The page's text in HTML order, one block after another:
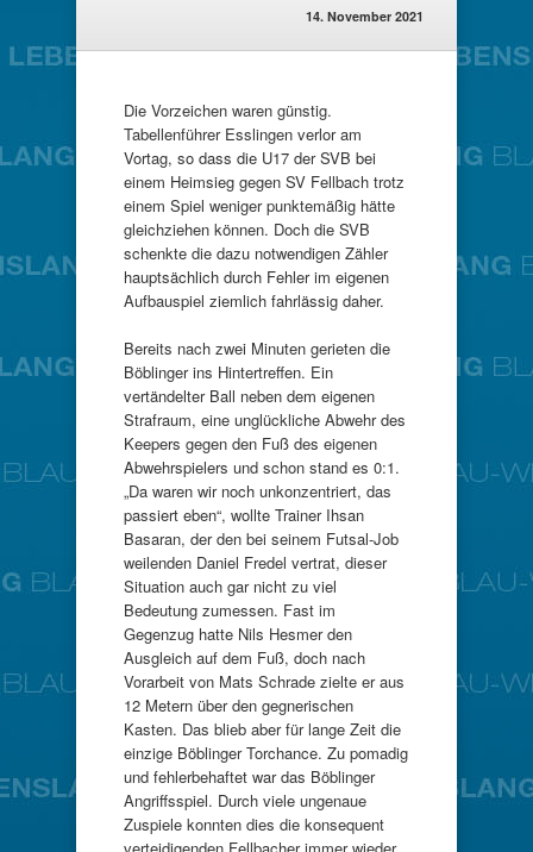
14. November 2021
Die Vorzeichen waren günstig.
Tabellenführer Esslingen verlor am
Vortag, so dass die U17 der SVB bei
einem Heimsieg gegen SV Fellbach trotz
einem Spiel weniger punktemäßig hätte
gleichziehen können. Doch die SVB
schenkte die dazu notwendigen Zähler
hauptsächlich durch Fehler im eigenen
Aufbauspiel ziemlich fahrlässig daher.
Bereits nach zwei Minuten gerieten die
Böblinger ins Hintertreffen. Ein
vertändelter Ball neben dem eigenen
Strafraum, eine unglückliche Abwehr des
Keepers gegen den Fuß des eigenen
Abwehrspielers und schon stand es 0:1.
„Da waren wir noch unkonzentriert, das
passiert eben“, wollte Trainer Ihsan
Basaran, der den bei seinem Futsal-Job
weilenden Daniel Fredel vertrat, dieser
Situation auch gar nicht zu viel
Bedeutung zumessen. Fast im
Gegenzug hatte Nils Hesmer den
Ausgleich auf dem Fuß, doch nach
Vorarbeit von Mats Schrade zielte er aus
12 Metern über den gegnerischen
Kasten. Das blieb aber für lange Zeit die
einzige Böblinger Torchance. Zu pomadig
und fehlerbehaftet war das Böblinger
Angriffsspiel. Durch viele ungenaue
Zuspiele konnten dies die konsequent
verteidigenden Fellbacher immer wieder